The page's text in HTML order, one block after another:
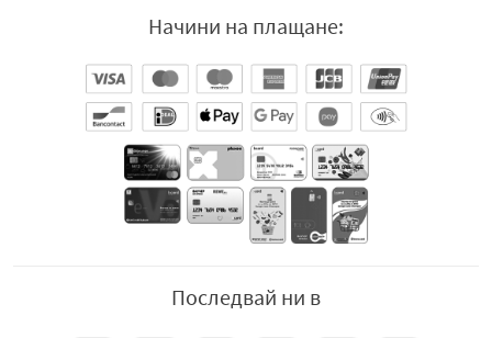
Начини на плащане:
Последвай ни в